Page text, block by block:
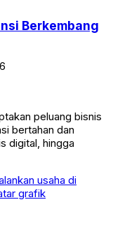
Berkembang
peluang bisnis
bertahan dan
digital, hingga